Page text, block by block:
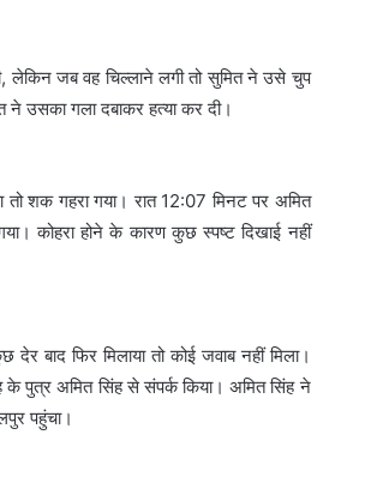
लेकिन जब वह चिल्लाने लगी तो सुमित ने उसे चुप
उसका गला दबाकर हत्या कर दी।
तो शक गहरा गया। रात 12:07 मिनट पर अमित
कोहरा होने के कारण कुछ स्पष्ट दिखाई नहीं
बाद फिर मिलाया तो कोई जवाब नहीं मिला।
के पुत्र अमित सिंह से संपर्क किया। अमित सिंह ने
पहुंचा।